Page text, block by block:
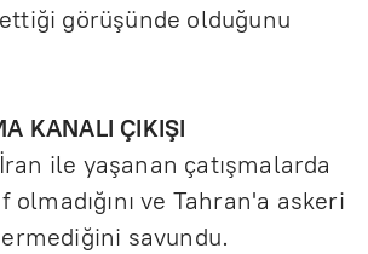
görüşünde olduğunu
KANALI ÇIKIŞI
ile yaşanan çatışmalarda
ve Tahran'a askeri
savundu.